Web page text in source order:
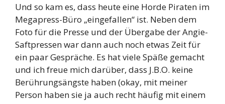
Und so kam es, dass heute eine Horde Piraten im
Megapress-Büro „eingefallen“ ist. Neben dem
Foto für die Presse und der Übergabe der Angie-
Saftpressen war dann auch noch etwas Zeit für
ein paar Gespräche. Es hat viele Späße gemacht
und ich freue mich darüber, dass J.B.O. keine
Berührungsängste haben (okay, mit meiner
Person haben sie ja auch recht häufig mit einem